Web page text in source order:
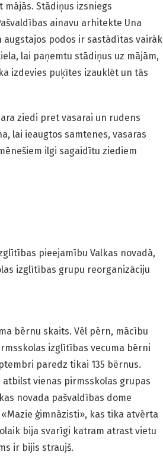
Stādiņus izsniegs
ainavu arhitekte Una
augstajos podos ir sastādītas vairāk
lai paņemtu stādiņus uz mājām,
izdevies puķītes izauklēt un tās
ziedi pret vasarai un rudens
lai ieaugtos samtenes, vasaras
ilgi sagaidītu ziediem
pieejamību Valkas novadā,
izglītības grupu reorganizāciju
bērnu skaits. Vēl pērn, mācību
izglītības vecuma bērni
paredz tikai 135 bērnus.
vienas pirmsskolas grupas
novada pašvaldības dome
ģimnāzisti», kas tika atvērta
bija svarīgi katram atrast vietu
ir bijis straujš.